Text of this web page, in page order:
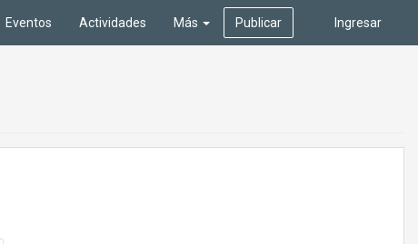
Ingresar
Eventos Actividades Más Publicar